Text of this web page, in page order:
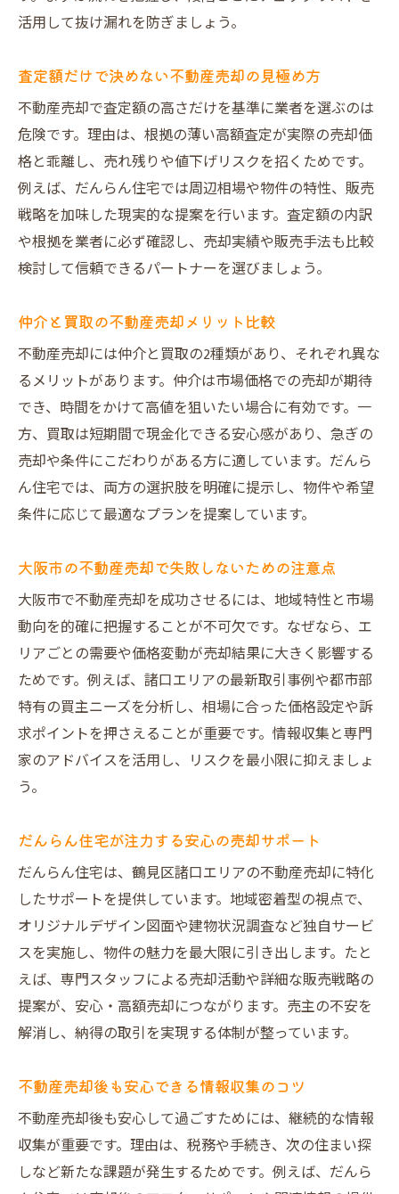
活用して抜け漏れを防ぎましょう。
査定額だけで決めない不動産売却の見極め方
不動産売却で査定額の高さだけを基準に業者を選ぶのは
危険です。理由は、根拠の薄い高額査定が実際の売却価
格と乖離し、売れ残りや値下げリスクを招くためです。
例えば、だんらん住宅では周辺相場や物件の特性、販売
戦略を加味した現実的な提案を行います。査定額の内訳
や根拠を業者に必ず確認し、売却実績や販売手法も比較
検討して信頼できるパートナーを選びましょう。
仲介と買取の不動産売却メリット比較
不動産売却には仲介と買取の2種類があり、それぞれ異な
るメリットがあります。仲介は市場価格での売却が期待
でき、時間をかけて高値を狙いたい場合に有効です。一
方、買取は短期間で現金化できる安心感があり、急ぎの
売却や条件にこだわりがある方に適しています。だんら
ん住宅では、両方の選択肢を明確に提示し、物件や希望
条件に応じて最適なプランを提案しています。
大阪市の不動産売却で失敗しないための注意点
大阪市で不動産売却を成功させるには、地域特性と市場
動向を的確に把握することが不可欠です。なぜなら、エ
リアごとの需要や価格変動が売却結果に大きく影響する
ためです。例えば、諸口エリアの最新取引事例や都市部
特有の買主ニーズを分析し、相場に合った価格設定や訴
求ポイントを押さえることが重要です。情報収集と専門
家のアドバイスを活用し、リスクを最小限に抑えましょ
う。
だんらん住宅が注力する安心の売却サポート
だんらん住宅は、鶴見区諸口エリアの不動産売却に特化
したサポートを提供しています。地域密着型の視点で、
オリジナルデザイン図面や建物状況調査など独自サービ
スを実施し、物件の魅力を最大限に引き出します。たと
えば、専門スタッフによる売却活動や詳細な販売戦略の
提案が、安心・高額売却につながります。売主の不安を
解消し、納得の取引を実現する体制が整っています。
不動産売却後も安心できる情報収集のコツ
不動産売却後も安心して過ごすためには、継続的な情報
収集が重要です。理由は、税務や手続き、次の住まい探
しなど新たな課題が発生するためです。例えば、だんら